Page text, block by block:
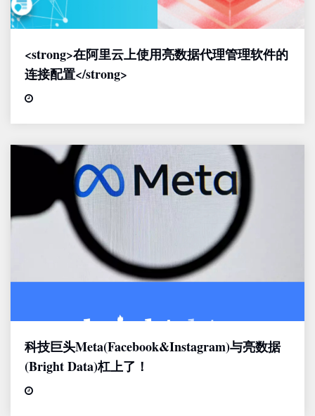
<strong>在阿里云上使用亮数据代理管理软件的
连接配置</strong>
科技巨头Meta(Facebook&Instagram)与亮数据
(Bright Data)杠上了！